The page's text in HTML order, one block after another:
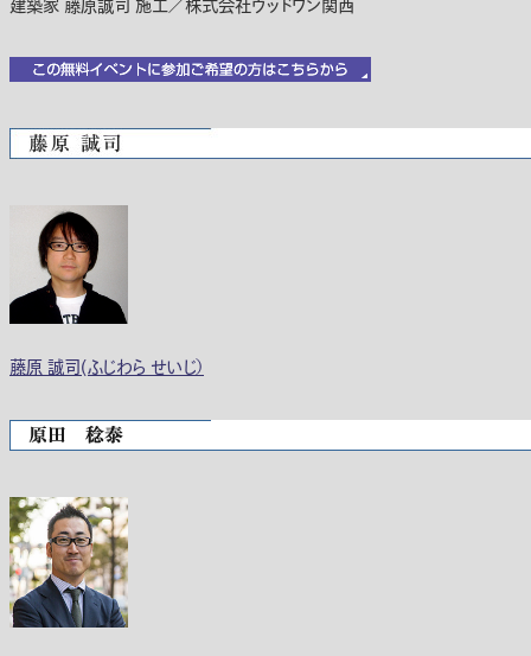
建築家 藤原誠司 施工／株式会社ウッドワン関西
藤原 誠司(ふじわら せいじ）